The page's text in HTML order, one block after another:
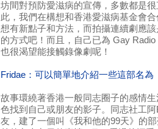
坊間對預防愛滋病的宣傳，多數都是
此，我們在構想和香港愛滋病基金會
想有新點子和方法，而拍攝連續劇應
的方式吧！而且，自己已為 Gay
也很渴望能接觸錄像劇呢！
Fridae：可以簡單地介紹一些這部名
故事環繞著香港一般同志圈子的感情
色找到自己或朋友的影子。同志社工
友，建了一個叫《我和他的99天》的